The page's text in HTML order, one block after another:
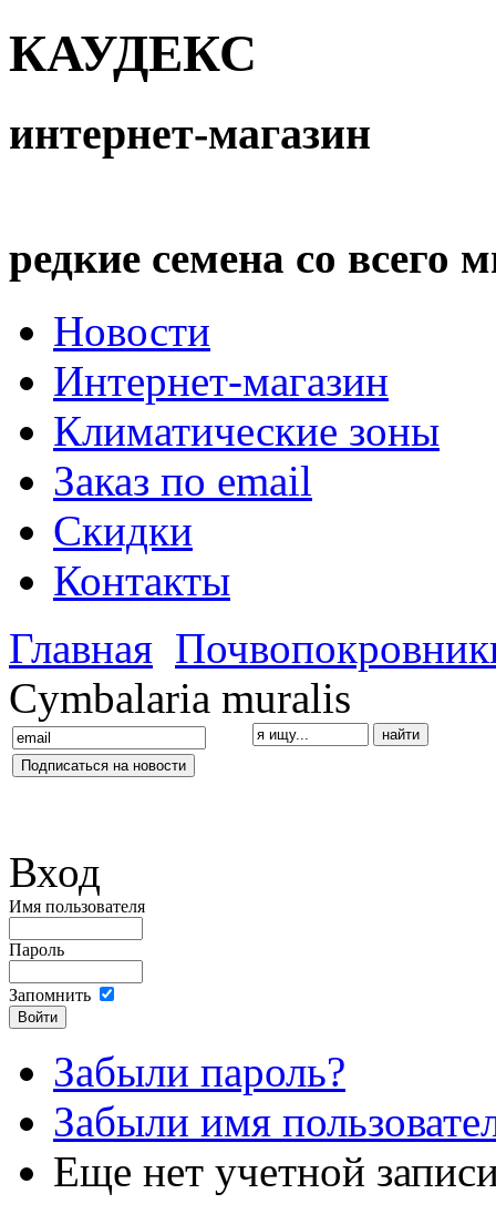
КАУДЕКС
интернет-магазин
редкие семена со всего
Новости
Интернет-магазин
Климатические зоны
Заказ по email
Скидки
Контакты
Главная
Cymbalaria muralis
Вход
Имя пользователя
Пароль
Запомнить
Забыли пароль?
Забыли имя
Еще нет учетной